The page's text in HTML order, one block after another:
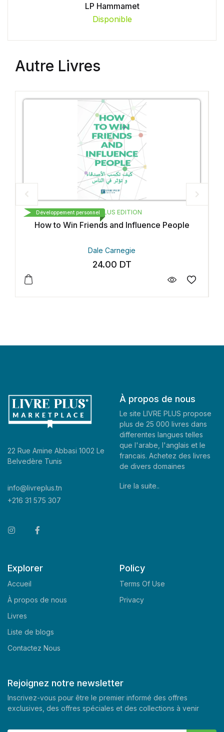
LP Hammamet
Disponible
Autre Livres
EDITION
and Influence People Bonjour la
Développement personnel
22 Rue Amine Abbasi 1002 Le
Belvedère Tunis
info@livreplus.tn
+216 31 575 307
À propos de nous
Le site LIVRE PLUS propose
plus de 25 000 livres dans
differentes langues telles
que l'arabe, l'anglais et le
francais. Achetez des livres
de divers domaines
Lire la suite..
Explorer
Accueil
À propos de nous
Livres
Liste de blogs
Contactez Nous
Policy
Terms Of Use
Privacy
Rejoignez notre newsletter
Inscrivez-vous pour être le premier informé des offres
exclusives, des offres spéciales et des collections à venir